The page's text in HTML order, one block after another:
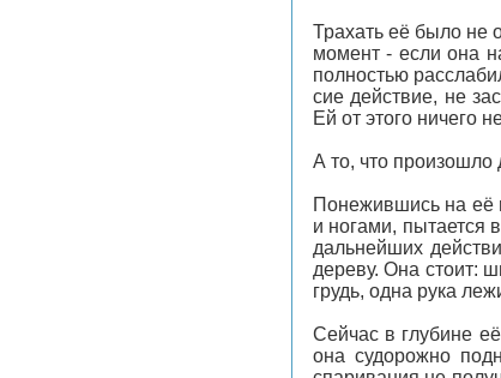
Трахать её было не
момент - если она
полностью
сие действие, не
Ей от этого ничего
А то, что
Понежившись на её
и ногами, пытается
дальнейших
дереву. Она стоит:
грудь, одна рука
Сейчас в глубине
она судорожно